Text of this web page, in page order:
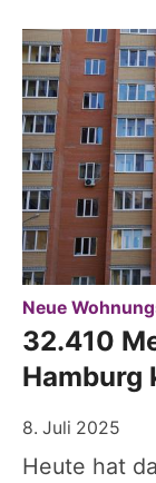
Neue
32.410
Hamburg
8. Juli 2025
Heute hat